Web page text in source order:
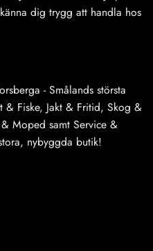
dig trygg att handla hos
- Smålands största
& Fiske, Jakt & Fritid, Skog &
Moped samt Service &
nybyggda butik!